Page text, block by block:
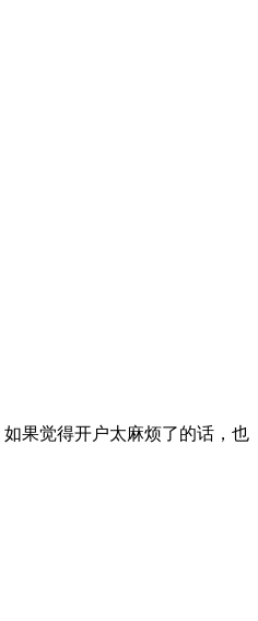
果觉得开户太麻烦了的话，也